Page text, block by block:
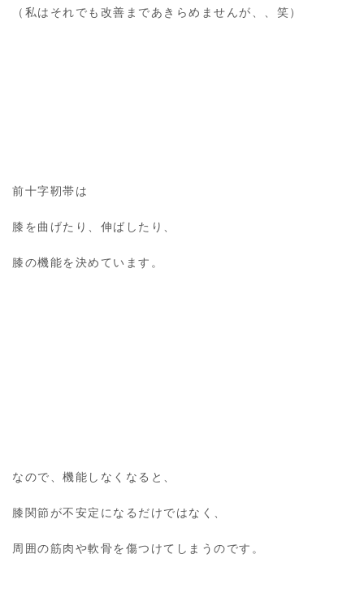
（私はそれでも改善まであきらめませんが、、笑）
前十字靭帯は
膝を曲げたり、伸ばしたり、
膝の機能を決めています。
なので、機能しなくなると、
膝関節が不安定になるだけではなく、
周囲の筋肉や軟骨を傷つけてしまうのです。